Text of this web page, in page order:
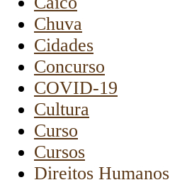
Chuva
Cidades
Concurso
COVID-19
Cultura
Curso
Cursos
Direitos Humanos